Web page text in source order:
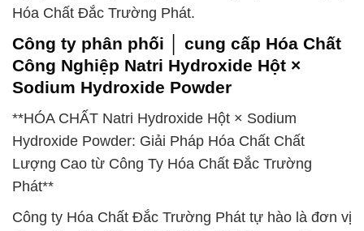
Hóa Chất Đắc Trường Phát.
Công ty phân phối │ cung cấp Hóa Chất
Công Nghiệp Natri Hydroxide Hột ×
Sodium Hydroxide Powder
**HÓA CHẤT Natri Hydroxide Hột × Sodium
Hydroxide Powder: Giải Pháp Hóa Chất Chất
Lượng Cao từ Công Ty Hóa Chất Đắc Trường
Phát**
Công ty Hóa Chất Đắc Trường Phát tự hào là đơn vị